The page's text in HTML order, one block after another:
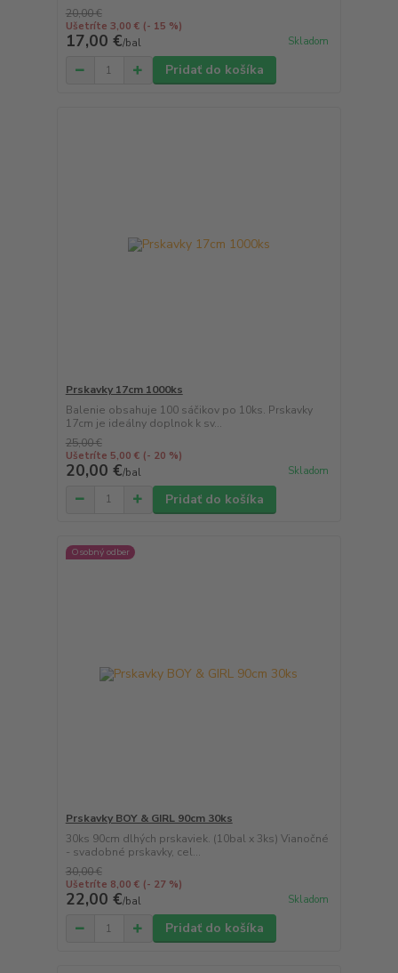
20,00 €
Ušetríte 3,00 € (- 15 %)
17,00 €/bal Skladom
Pridať do košíka
Prskavky 17cm 1000ks
Balenie obsahuje 100 sáčikov po 10ks. Prskavky
17cm je ideálny doplnok k sv...
25,00 €
Ušetríte 5,00 € (- 20 %)
20,00 €/bal Skladom
Pridať do košíka
Osobný odber
Prskavky BOY & GIRL 90cm 30ks
30ks 90cm dlhých prskaviek. (10bal x 3ks) Vianočné
- svadobné prskavky, cel...
30,00 €
Ušetríte 8,00 € (- 27 %)
22,00 €/bal Skladom
Pridať do košíka